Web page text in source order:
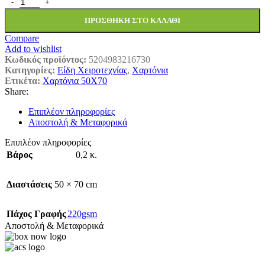
ΠΡΟΣΘΉΚΗ ΣΤΟ ΚΑΛΆΘΙ
Compare
Add to wishlist
Κωδικός προϊόντος: 5204983216730
Κατηγορίες: Είδη Χειροτεχνίας, Χαρτόνια
Ετικέτα: Χαρτόνια 50Χ70
Share:
Επιπλέον πληροφορίες
Αποστολή & Μεταφορικά
Επιπλέον πληροφορίες
Βάρος
0,2 κ.
Διαστάσεις 50 × 70 cm
Πάχος Γραφής220gsm
Αποστολή & Μεταφορικά